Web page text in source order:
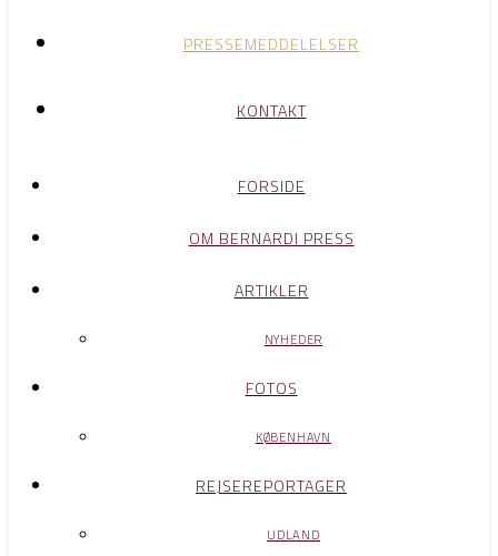
PRESSEMEDDELELSER
KONTAKT
FORSIDE
OM BERNARDI PRESS
ARTIKLER
NYHEDER
FOTOS
KØBENHAVN
REJSEREPORTAGER
UDLAND